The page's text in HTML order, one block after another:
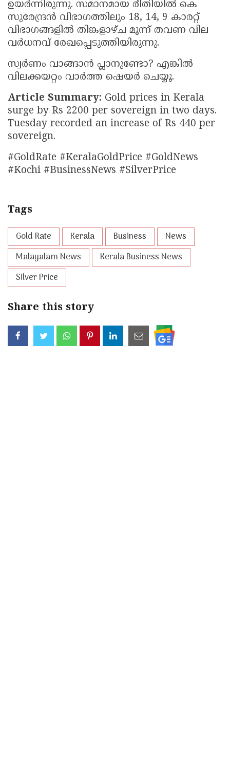
ഉയര്‍ന്നിരുന്നു. സമാനമായ രീതിയില്‍ കെ
സുരേന്ദ്രന്‍ വിഭാഗത്തിലും 18, 14, 9 കാരറ്റ്
വിഭാഗങ്ങളില്‍ തിങ്കളാഴ്ച മൂന്ന് തവണ വില
വര്‍ധനവ് രേഖപ്പെടുത്തിയിരുന്നു.
സ്വർണം വാങ്ങാൻ പ്ലാനുണ്ടോ? എങ്കിൽ
വിലക്കയറ്റം വാര്‍ത്ത ഷെയർ ചെയ്യൂ.
Article Summary: Gold prices in Kerala
surge by Rs 2200 per sovereign in two days.
Tuesday recorded an increase of Rs 440 per
sovereign.
#GoldRate #KeralaGoldPrice #GoldNews
#Kochi #BusinessNews #SilverPrice
Tags
Gold Rate Kerala Business
News
Malayalam News
Kerala Business News
Silver Price
Share this story